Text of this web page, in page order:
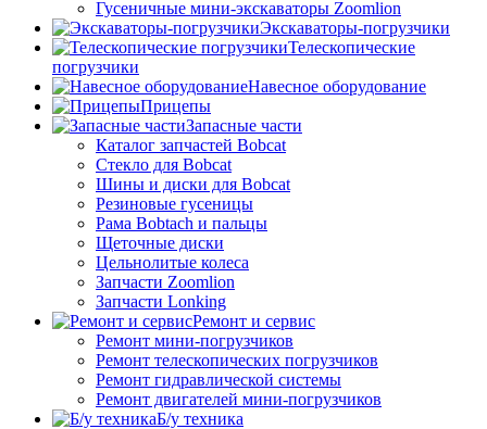
Гусеничные мини-экскаваторы Zoomlion
Экскаваторы-погрузчики
Телескопические
погрузчики
Навесное оборудование
Прицепы
Запасные части
Каталог запчастей Bobcat
Стекло для Bobcat
Шины и диски для Bobcat
Резиновые гусеницы
Рама Bobtach и пальцы
Щеточные диски
Цельнолитые колеса
Запчасти Zoomlion
Запчасти Lonking
Ремонт и сервис
Ремонт мини-погрузчиков
Ремонт телескопических погрузчиков
Ремонт гидравлической системы
Ремонт двигателей мини-погрузчиков
Б/у техника